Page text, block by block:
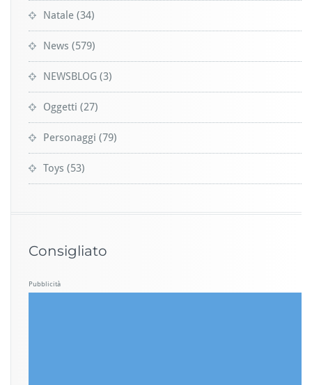
Natale (34)
News (579)
NEWSBLOG (3)
Oggetti (27)
Personaggi (79)
Toys (53)
Consigliato
Pubblicità